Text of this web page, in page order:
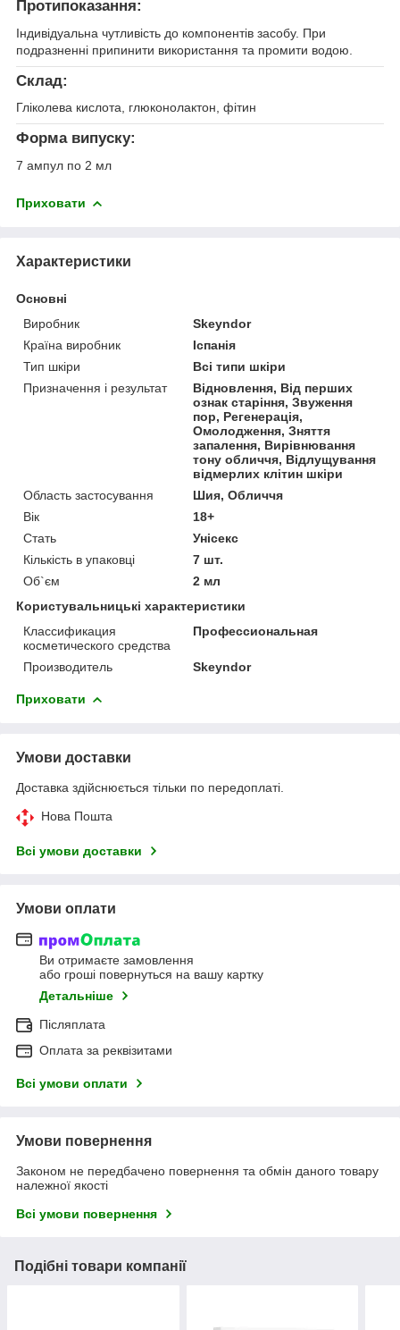
Протипоказання:
Індивідуальна чутливість до компонентів засобу. При
подразненні припинити використання та промити водою.
Склад:
Гліколева кислота, глюконолактон, фітин
Форма випуску:
7 ампул по 2 мл
Приховати
Характеристики
Основні
Виробник
Skeyndor
Країна виробник
Іспанія
Тип шкіри
Всі типи шкіри
Призначення і результат
Відновлення, Від перших
ознак старіння, Звуження
пор, Регенерація,
Омолодження, Зняття
запалення, Вирівнювання
тону обличчя, Відлущування
відмерлих клітин шкіри
Область застосування
Шия, Обличчя
Вік
18+
Стать
Унісекс
Кількість в упаковці
7 шт.
Об`єм
2 мл
Користувальницькі характеристики
Классификация
косметического средства
Профессиональная
Производитель Skeyndor
Приховати
Умови доставки
Доставка здійснюється тільки по передоплаті.
Нова Пошта
Всі умови доставки
Умови оплати
Ви отримаєте замовлення
або гроші повернуться на вашу картку
Детальніше
Післяплата
Оплата за реквізитами
Всі умови оплати
Умови повернення
Законом не передбачено повернення та обмін даного товару
належної якості
Всі умови повернення
Подібні товари компанії